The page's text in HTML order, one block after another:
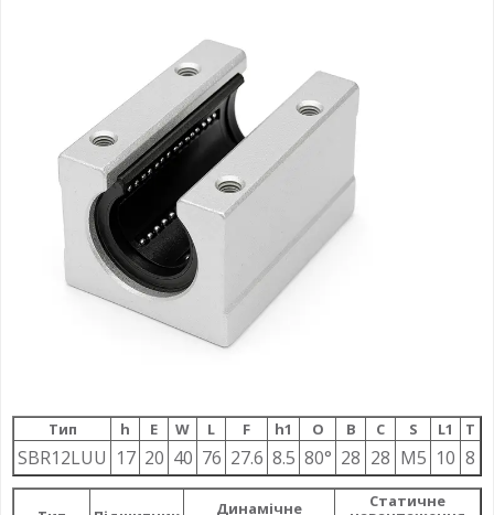
Тип h E W L F h1 О B C S L1 T
SBR12LUU 17 20 40 76 27.6 8.5 80° 28 28 M5 10 8
Динамічне Статичне